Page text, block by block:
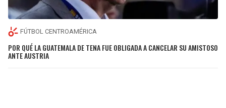
FÚTBOL CENTROAMÉRICA
POR QUÉ LA GUATEMALA DE TENA FUE OBLIGADA A CANCELAR SU AMISTOSO
ANTE AUSTRIA